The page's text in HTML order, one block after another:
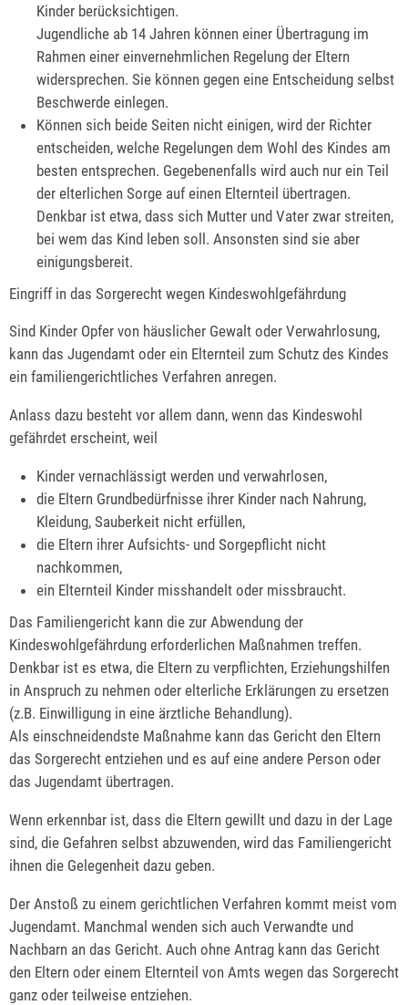
Kinder berücksichtigen.
Jugendliche ab 14 Jahren können einer Übertragung im
Rahmen einer einvernehmlichen Regelung der Eltern
widersprechen. Sie können gegen eine Entscheidung selbst
Beschwerde einlegen.
Können sich beide Seiten nicht einigen, wird der Richter
entscheiden, welche Regelungen dem Wohl des Kindes am
besten entsprechen. Gegebenenfalls wird auch nur ein Teil
der elterlichen Sorge auf einen Elternteil übertragen.
Denkbar ist etwa, dass sich Mutter und Vater zwar streiten,
bei wem das Kind leben soll. Ansonsten sind sie aber
einigungsbereit.
Eingriff in das Sorgerecht wegen Kindeswohlgefährdung
Sind Kinder Opfer von häuslicher Gewalt oder Verwahrlosung,
kann das Jugendamt oder ein Elternteil zum Schutz des Kindes
ein familiengerichtliches Verfahren anregen.
Anlass dazu besteht vor allem dann, wenn das Kindeswohl
gefährdet erscheint, weil
Kinder vernachlässigt werden und verwahrlosen,
die Eltern Grundbedürfnisse ihrer Kinder nach Nahrung,
Kleidung, Sauberkeit nicht erfüllen,
die Eltern ihrer Aufsichts- und Sorgepflicht nicht
nachkommen,
ein Elternteil Kinder misshandelt oder missbraucht.
Das Familiengericht kann die zur Abwendung der
Kindeswohlgefährdung erforderlichen Maßnahmen treffen.
Denkbar ist es etwa, die Eltern zu verpflichten, Erziehungshilfen
in Anspruch zu nehmen oder elterliche Erklärungen zu ersetzen
(z.B. Einwilligung in eine ärztliche Behandlung).
Als einschneidendste Maßnahme kann das Gericht den Eltern
das Sorgerecht entziehen und es auf eine andere Person oder
das Jugendamt übertragen.
Wenn erkennbar ist, dass die Eltern gewillt und dazu in der Lage
sind, die Gefahren selbst abzuwenden, wird das Familiengericht
ihnen die Gelegenheit dazu geben.
Der Anstoß zu einem gerichtlichen Verfahren kommt meist vom
Jugendamt. Manchmal wenden sich auch Verwandte und
Nachbarn an das Gericht. Auch ohne Antrag kann das Gericht
den Eltern oder einem Elternteil von Amts wegen das Sorgerecht
ganz oder teilweise entziehen.